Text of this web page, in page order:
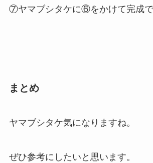
⑦ヤマブシタケに⑥をかけて完成で
まとめ
ヤマブシタケ気になりますね。
ぜひ参考にしたいと思います。